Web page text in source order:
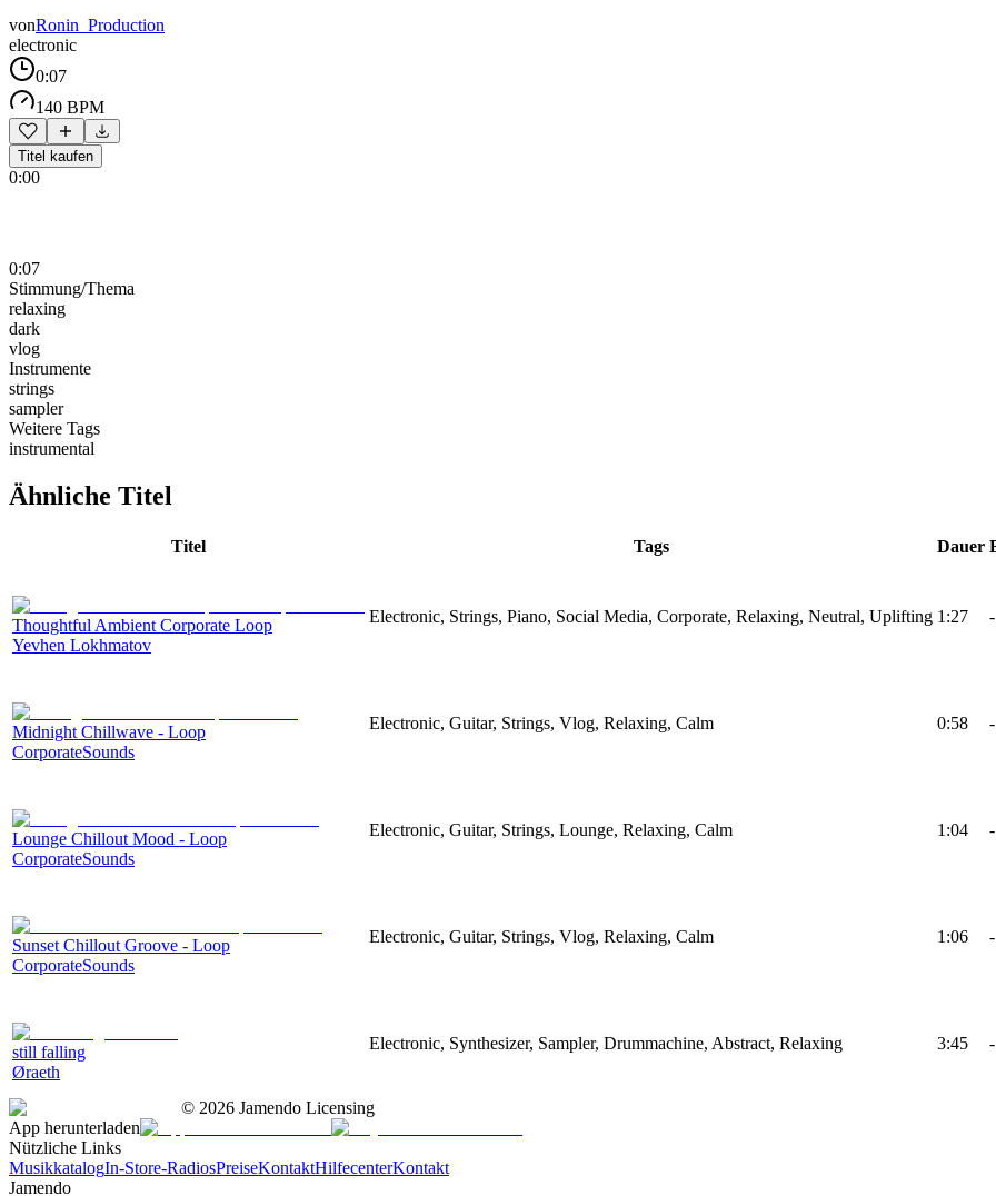
vonRonin_Production
electronic
0:07
140 BPM
Titel kaufen
0:00
0:07
Stimmung/Thema
relaxing
dark
vlog
Instrumente
strings
sampler
Weitere Tags
instrumental
Ähnliche Titel
Titel Tags Dauer
Thoughtful Ambient Corporate Loop
Yevhen Lokhmatov
Electronic, Strings, Piano, Social Media, Corporate, Relaxing, Neutral, Uplifting 1:27 -
Midnight Chillwave - Loop
CorporateSounds
Electronic, Guitar, Strings, Vlog, Relaxing, Calm 0:58 -
Lounge Chillout Mood - Loop
CorporateSounds
Electronic, Guitar, Strings, Lounge, Relaxing, Calm 1:04 -
Sunset Chillout Groove - Loop
CorporateSounds
Electronic, Guitar, Strings, Vlog, Relaxing, Calm 1:06 -
still falling
Øraeth
Electronic, Synthesizer, Sampler, Drummachine, Abstract, Relaxing 3:45 -
© 2026 Jamendo Licensing
App herunterladen
Nützliche Links
MusikkatalogIn-Store-RadiosPreiseKontaktHilfecenterKontakt
Jamendo